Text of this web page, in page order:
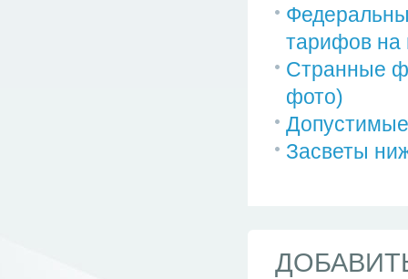
тарифов на
Странные
фото)
Засветы